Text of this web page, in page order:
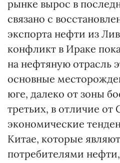
рынке вырос в
связано с
экспорта нефти из
конфликт в Ираке
на нефтяную отрасль
основные
юге, далеко от зоны
третьих, в отличие
экономические
Китае, которые
потребителями